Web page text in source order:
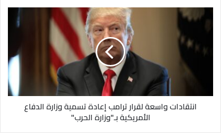
واسعة
إعادة
الأمريكية
بـ"وزارةانتقادات واسعة لقرار ترامب إعادة تسمية وزارة الدفاع
الأمريكية بـ"وزارة الحرب"